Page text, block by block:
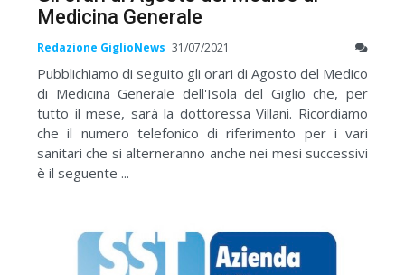
Medicina Generale
Redazione GiglioNews 31/07/2021
Pubblichiamo di seguito gli orari di Agosto del Medico
di Medicina Generale dell'Isola del Giglio che, per
tutto il mese, sarà la dottoressa Villani. Ricordiamo
che il numero telefonico di riferimento per i vari
sanitari che si alterneranno anche nei mesi successivi
è il seguente ...